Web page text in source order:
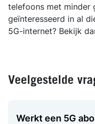
telefoons met minder
geïnteresseerd in al
5G-internet? Bekijk
Veelgestelde
Werkt een 5G